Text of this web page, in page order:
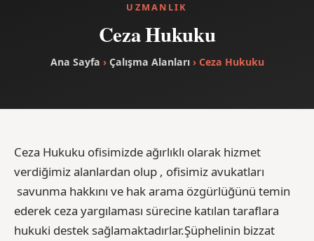
UZMANLIK
Ceza Hukuku
Ana Sayfa › Çalışma Alanları› Ceza Hukuku
Ceza Hukuku ofisimizde ağırlıklı olarak hizmet
verdiğimiz alanlardan olup , ofisimiz avukatları
savunma hakkını ve hak arama özgürlüğünü temin
ederek ceza yargılaması sürecine katılan taraflara
hukuki destek sağlamaktadırlar.Şüphelinin bizzat